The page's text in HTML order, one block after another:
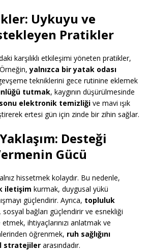
Uykuyu ve
Pratikler
karşılıklı etkileşimi yöneten pratikler,
yalnızca bir yatak odası
tekniklerini gece rutinine eklemek
tutmak, kaygının düşürülmesinde
elektronik temizliği ve mavi ışık
ertesi gün için zinde bir zihin sağlar.
Desteği
Gücü
hissetmek kolaydır. Bu nedenle,
iletişim kurmak, duygusal yükü
güçlendirir. Ayrıca, topluluk
, sosyal bağları güçlendirir ve esnekliği
ihtiyaçlarınızı anlatmak ve
öğrenmek, ruh sağlığını
stratejiler arasındadır.